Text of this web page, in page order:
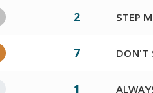
2 STEP
7 DON'T
1